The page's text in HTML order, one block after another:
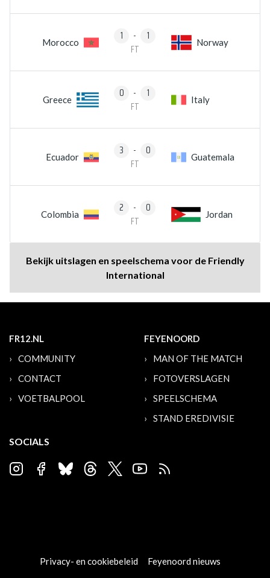
Morocco 1 -
1
FT
Norway
Greece 0 -
1
FT
Italy
Ecuador 3 -
0
FT
Guatemala
Colombia 2 -
0
FT
Jordan
Bekijk uitslagen en speelschema voor de Friendly
International
FR12.NL
COMMUNITY
CONTACT
VOETBALPOOL
FEYENOORD
MAN OF THE MATCH
FOTOVERSLAGEN
SPEELSCHEMA
STAND EREDIVISIE
SOCIALS
Privacy- en cookiebeleid
Feyenoord nieuws